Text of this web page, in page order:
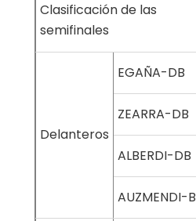
Clasificación de las
semifinales
Delanteros
EGAÑA-DB
ZEARRA-DB
ALBERDI-DB
AUZMENDI-B